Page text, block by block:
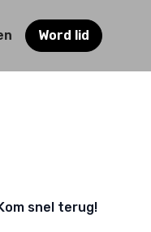
Word lid
snel terug!